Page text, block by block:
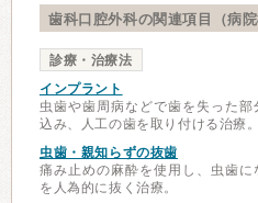
歯科口腔外科の関連項目（病院
診療・治療法
インプラント
虫歯や歯周病などで歯を失った
込み、人工の歯を取り付ける治療。
虫歯・親知らずの抜歯
痛み止めの麻酔を使用し、虫歯に
を人為的に抜く治療。